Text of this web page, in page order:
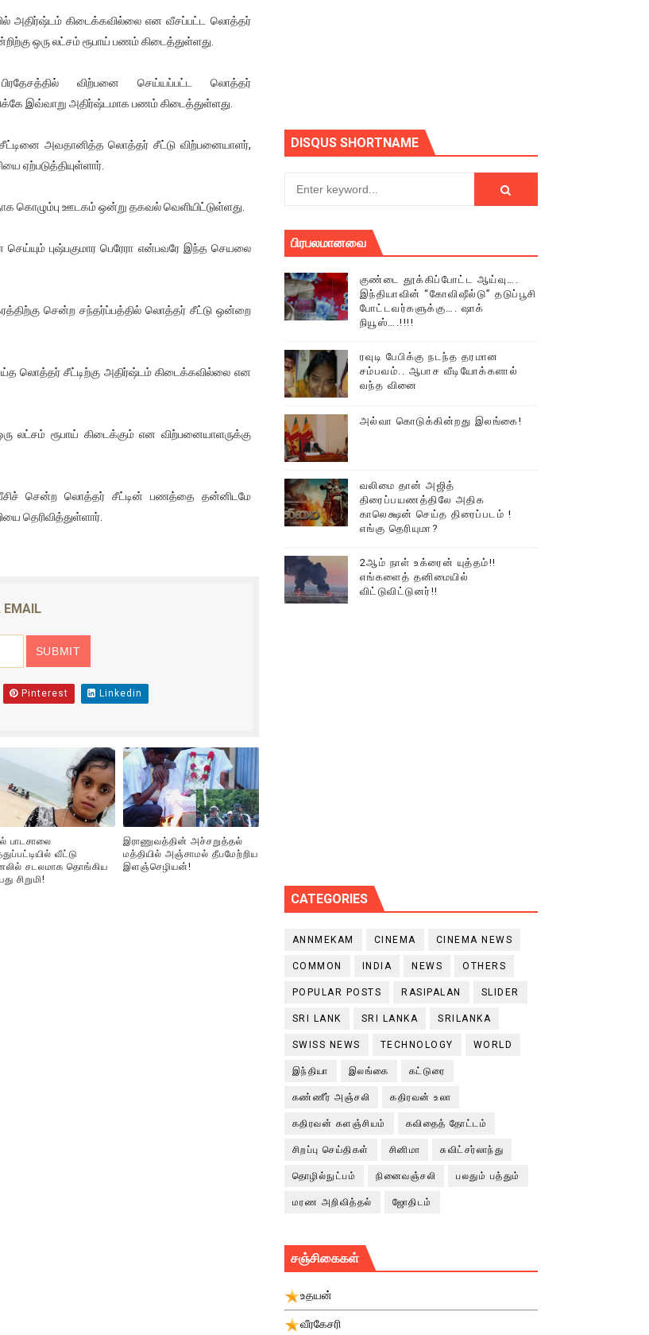
போராட்டத்திற்கு கலந்துகொள்ளுமாறு அன்புரிமையோடு அழைக்கின்றோம்.
தொடர்பில் நாடாளுமன்றத்தில் பகிரங்க கேள்வி
தமிழ் குடும்பம்!! நடந்தது என்ன
பாடலாசிரியர் வெளியிட்ட...
பிரதேசவாசிகள்!
உத்தரவு!
ஆகியோரின் நினைவெழுச்சி நாள் - 26.09.2021 சுவிஸ் (செய்தியும்,படங்களும்..)
அழிப்பிற்கு நீதி கேட்டு நடைபெற்ற கவனயீர்ப்புப் போராட்டத்தில் திரண்ட தமிழ்மக்கள்!!
இன்று உரை
செய்த திரைப்படம் ! எங்கு தெரியுமா?
அதிர்ஷ்டம் கிடைக்கவில்லை என வீசப்பட்ட லொத்தர்
ஒரு லட்சம் ரூபாய் பணம் கிடைத்துள்ளது.
விற்பனை செய்யப்பட்ட லொத்தர்
இவ்வாறு அதிர்ஷ்டமாக பணம் கிடைத்துள்ளது.
அவதானித்த லொத்தர் சீட்டு விற்பனையாளர்,
ஏற்படுத்தியுள்ளார்.
கொழும்பு ஊடகம் ஒன்று தகவல் வெளியிட்டுள்ளது.
புஷ்பகுமார பெரேரா என்பவரே இந்த செயலை
சென்ற சந்தர்ப்பத்தில் லொத்தர் சீட்டு ஒன்றை
லொத்தர் சீட்டிற்கு அதிர்ஷ்டம் கிடைக்கவில்லை என
லட்சம் ரூபாய் கிடைக்கும் என விற்பனையாளருக்கு
சென்ற லொத்தர் சீட்டின் பணத்தை தன்னிடமே
தெரிவித்துள்ளார்.
EMAIL
Pinterest Linkedin
பாடசாலை
வீட்டு
சடலமாக தொங்கிய
சிறுமி!
இராணுவத்தின் அச்சறுத்தல்
மத்தியில் அஞ்சாமல் தீபமேற்றிய
இளஞ்செழியன்!
DISQUS SHORTNAME
பிரபலமானவை
குண்டை தூக்கிப்போட்ட ஆய்வு….
இந்தியாவின் “கோவிஷீல்டு” தடுப்பூசி
போட்டவர்களுக்கு…. ஷாக்
நியூஸ்….!!!!
ரவுடி பேபிக்கு நடந்த தரமான
சம்பவம்.. ஆபாச வீடியோக்களால்
வந்த வினை
அல்வா கொடுக்கின்றது இலங்கை!
வலிமை தான் அஜித்
திரைப்பயணத்திலே அதிக
காலெக்ஷன் செய்த திரைப்படம் !
எங்கு தெரியுமா?
2ஆம் நாள் உக்ரைன் யுத்தம்!!
எங்களைத் தனிமையில்
விட்டுவிட்டுனர்!!
CATEGORIES
ANNMEKAM CINEMA CINEMA NEWS
COMMON INDIA NEWS OTHERS
POPULAR POSTS RASIPALAN SLIDER
SRI LANK SRI LANKA SRILANKA
SWISS NEWS TECHNOLOGY WORLD
இந்தியா இலங்கை கட்டுரை
கண்ணீர் அஞ்சலி கதிரவன் உலா
கதிரவன் களஞ்சியம் கவிதைத் தோட்டம்
சிறப்பு செய்திகள் சினிமா சுவிட்சர்லாந்து
தொழில்நுட்பம் நினைவஞ்சலி பலதும் பத்தும்
மரண அறிவித்தல் ஜோதிடம்
சஞ்சிகைகள்
உதயன்
வீரகேசரி